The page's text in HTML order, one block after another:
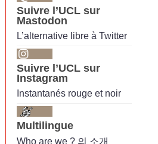
Suivre l’UCL sur
Mastodon
L’alternative libre à Twitter
Suivre l’UCL sur
Instagram
Instantanés rouge et noir
Multilingue
Who are we ? 의 소개